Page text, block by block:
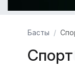
Басты
Спорт